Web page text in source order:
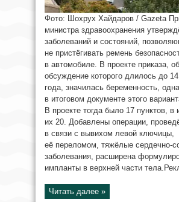
Фото: Шохрух Хайдаров / Gazeta
министра здравоохранения
заболеваний и состояний,
не пристёгивать ремень
в автомобиле. В проекте приказа,
обсуждение которого длилось до
года, значилась беременность,
в итоговом документе этого
В проекте тогда было 17 пунктов, в
их 20. Добавлены операции,
в связи с вывихом левой ключицы,
её переломом, тяжёлые сердечно-
заболевания, расширена
импланты в верхней части
Читать далее »